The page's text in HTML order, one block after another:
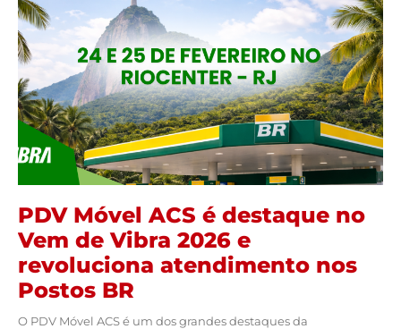
PDV Móvel ACS é destaque no
Vem de Vibra 2026 e
revoluciona atendimento nos
Postos BR
O PDV Móvel ACS é um dos grandes destaques da